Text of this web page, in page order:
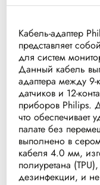
Кабель-адаптер
представляет
для систем
Данный кабель
адаптера между 9-
датчиков и 12-
приборов Philips.
что обеспечивает
палате без
выполнено в
кабеля 4.0 мм,
полиуретана
дезинфекции, и